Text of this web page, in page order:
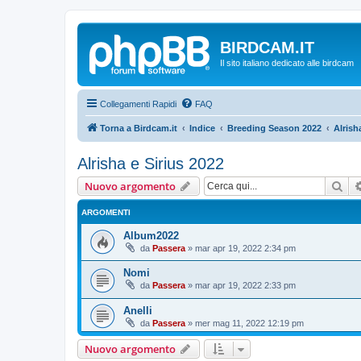
BIRDCAM.IT
Il sito italiano dedicato alle birdcam
Collegamenti Rapidi FAQ
Torna a Birdcam.it Indice Breeding Season 2022
Alrisha e Sirius 2022
Nuovo argomento
ARGOMENTI
Album2022
da Passera » mar apr 19, 2022 2:34 pm
Nomi
da Passera » mar apr 19, 2022 2:33 pm
Anelli
da Passera » mer mag 11, 2022 12:19 pm
Nuovo argomento